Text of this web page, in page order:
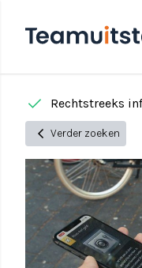
done Rechtstreeks
chevron_left Verder zoeken